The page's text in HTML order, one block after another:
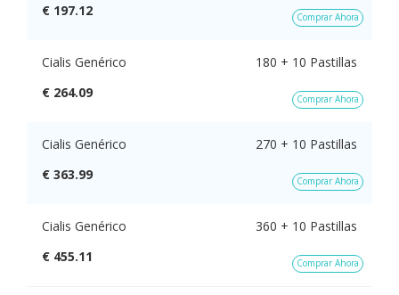
€ 197.12
Comprar Ahora
Cialis Genérico
180 + 10 Pastillas
€ 264.09
Comprar Ahora
Cialis Genérico
270 + 10 Pastillas
€ 363.99
Comprar Ahora
Cialis Genérico
360 + 10 Pastillas
€ 455.11
Comprar Ahora